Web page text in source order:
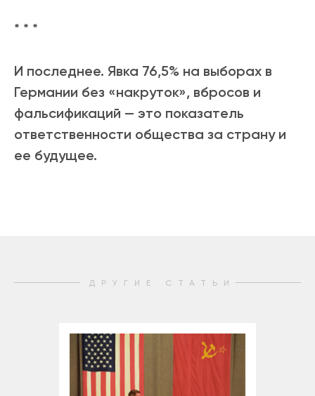
* * *
И последнее. Явка 76,5% на выборах в
Германии без «накруток», вбросов и
фальсификаций — это показатель
ответственности общества за страну и
ее будущее.
ДРУГИЕ СТАТЬИ